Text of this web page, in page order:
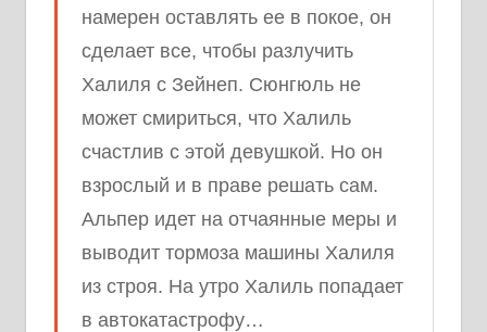
намерен оставлять ее в покое, он
сделает все, чтобы разлучить
Халиля с Зейнеп. Сюнгюль не
может смириться, что Халиль
счастлив с этой девушкой. Но он
взрослый и в праве решать сам.
Альпер идет на отчаянные меры и
выводит тормоза машины Халиля
из строя. На утро Халиль попадает
в автокатастрофу…